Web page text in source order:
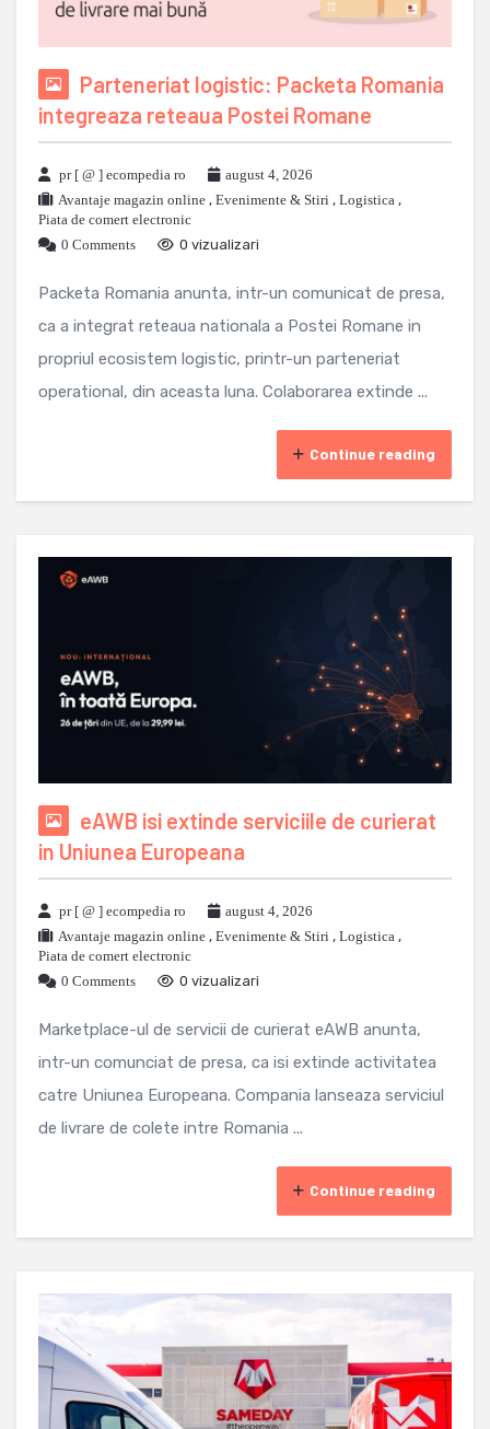
Parteneriat logistic: Packeta Romania
integreaza reteaua Postei Romane
pr [ @ ] ecompedia ro
august 4, 2026
Avantaje magazin online , Evenimente & Stiri , Logistica ,
Piata de comert electronic
0 Comments
0 vizualizari
Packeta Romania anunta, intr-un comunicat de presa,
ca a integrat reteaua nationala a Postei Romane in
propriul ecosistem logistic, printr-un parteneriat
operational, din aceasta luna. Colaborarea extinde ...
Continue reading
eAWB isi extinde serviciile de curierat
in Uniunea Europeana
pr [ @ ] ecompedia ro
august 4, 2026
Avantaje magazin online , Evenimente & Stiri , Logistica ,
Piata de comert electronic
0 Comments
0 vizualizari
Marketplace-ul de servicii de curierat eAWB anunta,
intr-un comunciat de presa, ca isi extinde activitatea
catre Uniunea Europeana. Compania lanseaza serviciul
de livrare de colete intre Romania ...
Continue reading